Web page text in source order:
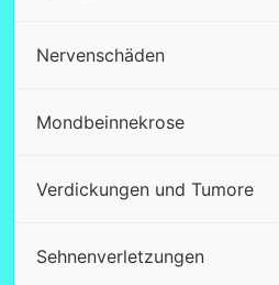
Nervenschäden
Mondbeinnekrose
Verdickungen und Tumore
Sehnenverletzungen